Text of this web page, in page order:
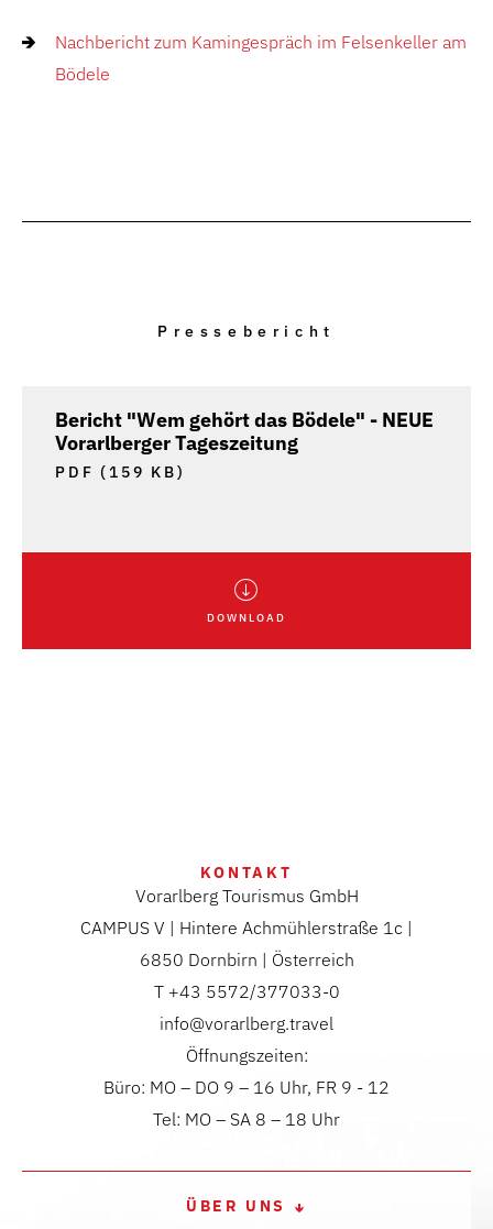
Nachbericht zum Kamingespräch im Felsenkeller am
Bödele
Pressebericht
Bericht "Wem gehört das Bödele" - NEUE
Vorarlberger Tageszeitung
PDF (159 KB)
DOWNLOAD
KONTAKT
Vorarlberg Tourismus GmbH
CAMPUS V | Hintere Achmühlerstraße 1c |
6850 Dornbirn | Österreich
T +43 5572/377033-0
info@vorarlberg.travel
Öffnungszeiten:
Büro: MO – DO 9 – 16 Uhr, FR 9 - 12
Tel: MO – SA 8 – 18 Uhr
ÜBER UNS